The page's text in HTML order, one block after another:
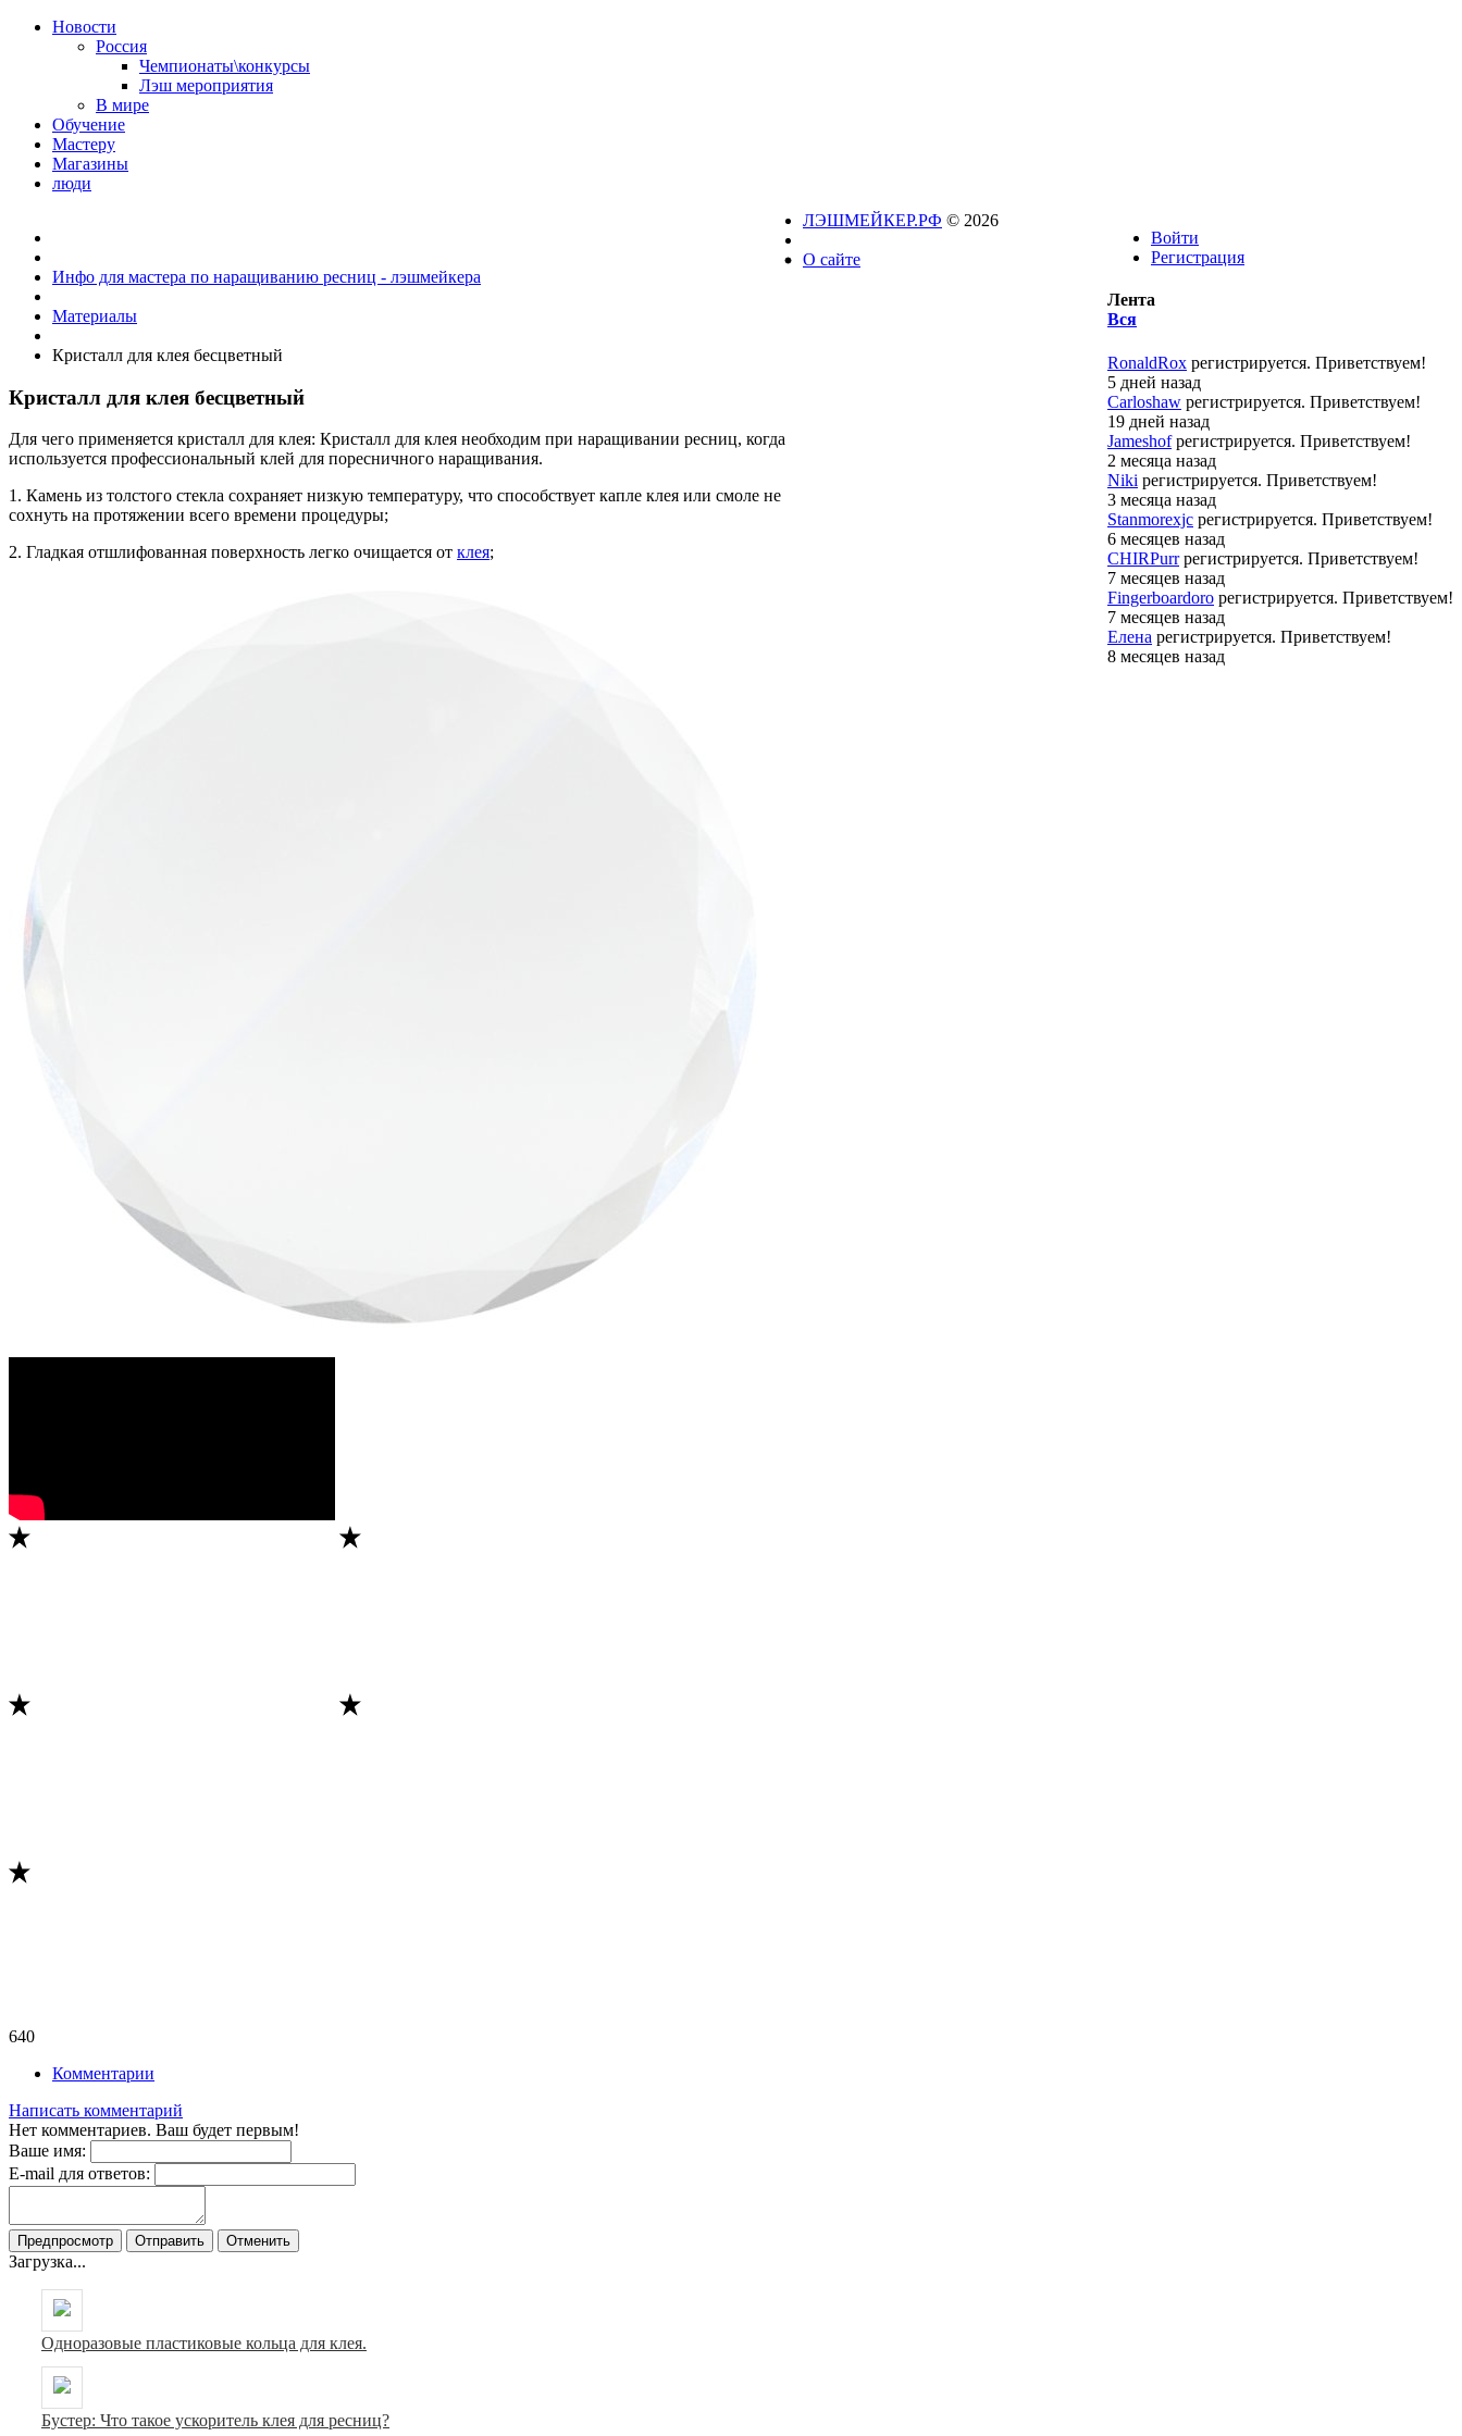
Новости
Россия
Чемпионаты\конкурсы
Лэш мероприятия
В мире
Обучение
Мастеру
Магазины
люди
Инфо для мастера по наращиванию ресниц - лэшмейкера
Материалы
Кристалл для клея бесцветный
Кристалл для клея бесцветный
Для чего применяется кристалл для клея: Кристалл для клея необходим при наращивании ресниц, когда
используется профессиональный клей для поресничного наращивания.
1. Камень из толстого стекла сохраняет низкую температуру, что способствует капле клея или смоле не
сохнуть на протяжении всего времени процедуры;
2. Гладкая отшлифованная поверхность легко очищается от клея;
640
Комментарии
Написать комментарий
Нет комментариев. Ваш будет первым!
Ваше имя:
E-mail для ответов:
Загрузка...
Одноразовые пластиковые кольца для клея.
Бустер: Что такое ускоритель клея для ресниц?
Войти
Регистрация
Лента
Вся
RonaldRox регистрируется. Приветствуем!
5 дней назад
Carloshaw регистрируется. Приветствуем!
19 дней назад
Jameshofрегистрируется. Приветствуем!
2 месяца назад
Niki регистрируется. Приветствуем!
3 месяца назад
Stanmorexjc регистрируется. Приветствуем!
6 месяцев назад
CHIRPurrрегистрируется. Приветствуем!
7 месяцев назад
Fingerboardoro регистрируется. Приветствуем!
7 месяцев назад
Елена регистрируется. Приветствуем!
8 месяцев назад
ЛЭШМЕЙКЕР.РФ © 2026
О сайте